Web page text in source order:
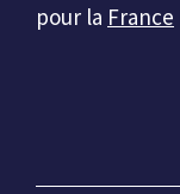
pour la France